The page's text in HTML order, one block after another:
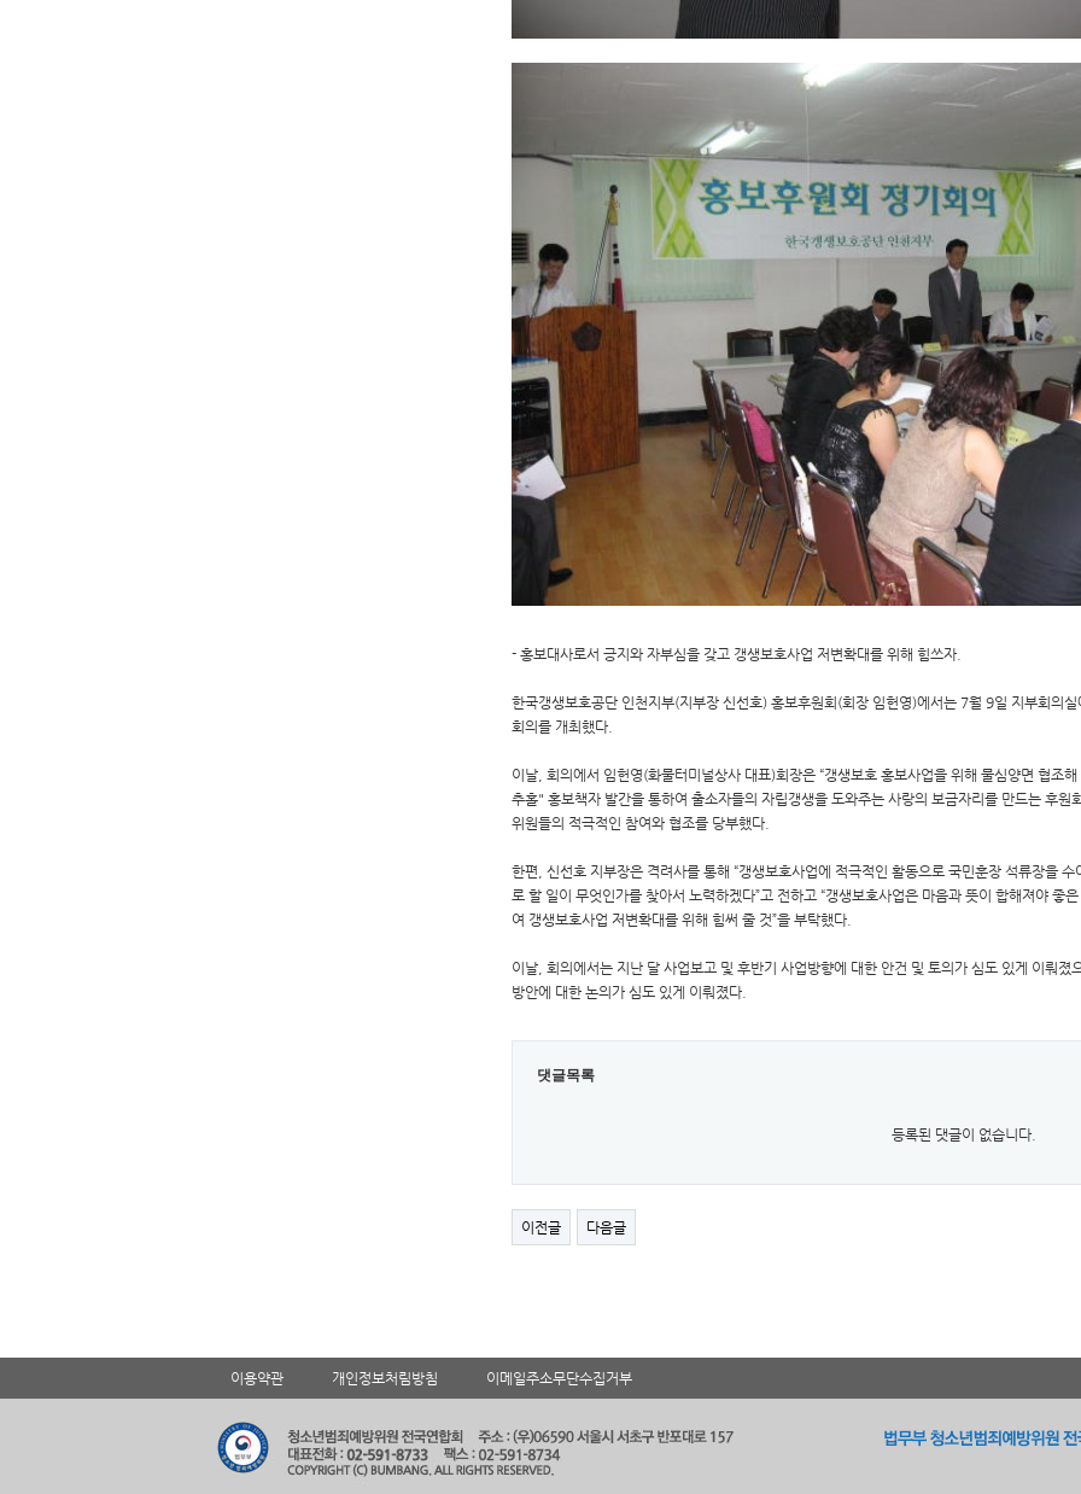
- 홍보대사로서 긍지와 자부심을 갖고 갱생보호사업 저변확대를 위해 힘쓰자.
한국갱생보호공단 인천지부(지부장 신선호) 홍보후원회(회장 임헌영)에서는 7월 9일 지부회의
회의를 개최했다.
이날, 회의에서 임헌영(화물터미널상사 대표)회장은 “갱생보호 홍보사업을 위해 물심양면 협조
추홀" 홍보책자 발간을 통하여 출소자들의 자립갱생을 도와주는 사랑의 보금자리를 만드는 후원
위원들의 적극적인 참여와 협조를 당부했다.
한편, 신선호 지부장은 격려사를 통해 “갱생보호사업에 적극적인 활동으로 국민훈장 석류장을
로 할 일이 무엇인가를 찾아서 노력하겠다”고 전하고 “갱생보호사업은 마음과 뜻이 합해져야 좋
여 갱생보호사업 저변확대를 위해 힘써 줄 것”을 부탁했다.
이날, 회의에서는 지난 달 사업보고 및 후반기 사업방향에 대한 안건 및 토의가 심도 있게 이뤄
방안에 대한 논의가 심도 있게 이뤄졌다.
댓글목록
등록된 댓글이 없습니다.
이전글 다음글
이용약관 개인정보처림방침 이메일주소무단수집거부